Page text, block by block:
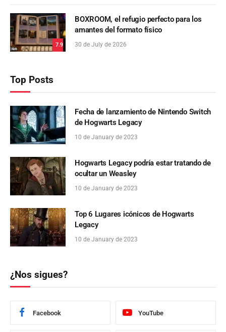
7.9
BOXROOM, el refugio perfecto para los
amantes del formato físico
30 de July de 2026
Top Posts
Fecha de lanzamiento de Nintendo Switch
de Hogwarts Legacy
10 de January de 2023
Hogwarts Legacy podría estar tratando de
ocultar un Weasley
10 de January de 2023
Top 6 Lugares icónicos de Hogwarts
Legacy
10 de January de 2023
¿Nos sigues?
Facebook YouTube